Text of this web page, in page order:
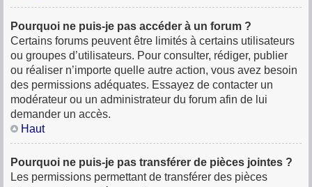
Pourquoi ne puis-je pas accéder à un forum ?
Certains forums peuvent être limités à certains utilisateurs
ou groupes d’utilisateurs. Pour consulter, rédiger, publier
ou réaliser n’importe quelle autre action, vous avez besoin
des permissions adéquates. Essayez de contacter un
modérateur ou un administrateur du forum afin de lui
demander un accès.
Haut
Pourquoi ne puis-je pas transférer de pièces jointes ?
Les permissions permettant de transférer des pièces